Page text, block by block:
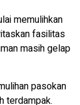
memulihkan
fasilitas
masih gelap
pasokan
terdampak.